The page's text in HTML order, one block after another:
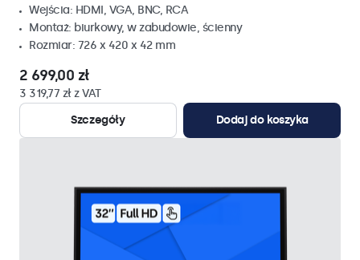
Wejścia: HDMI, VGA, BNC, RCA
Montaż: biurkowy, w zabudowie, ścienny
Rozmiar: 726 x 420 x 42 mm
2 699,00 zł
3 319,77 zł z VAT
Szczegóły
Dodaj do koszyka